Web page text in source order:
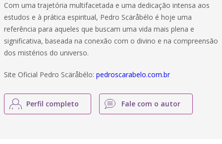
Com uma trajetória multifacetada e uma dedicação intensa aos
estudos e à prática espiritual, Pedro Scäråbélo é hoje uma
referência para aqueles que buscam uma vida mais plena e
significativa, baseada na conexão com o divino e na compreensão
dos mistérios do universo.
Site Oficial Pedro Scäråbélo: pedroscarabelo.com.br
Perfil completo Fale com o autor